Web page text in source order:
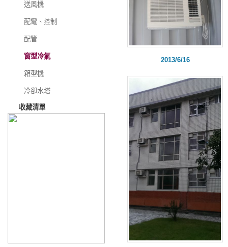
送風機
配電、控制
配管
窗型冷氣
箱型機
冷卻水塔
收藏清單
2013/6/16